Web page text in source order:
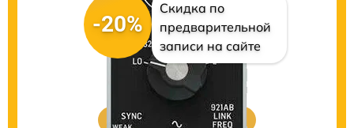
-20%
Скидка по
предварительной
записи на сайте
Цены на ремонт